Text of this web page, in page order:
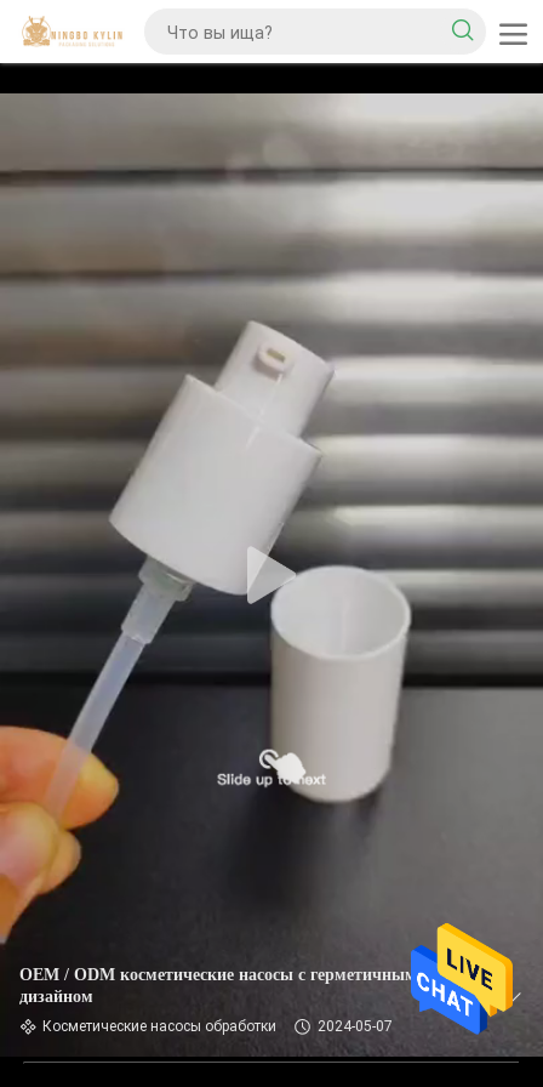
OEM / ODM косметические насосы с герметичным
дизайном
Косметические насосы обработки 2024-05-07